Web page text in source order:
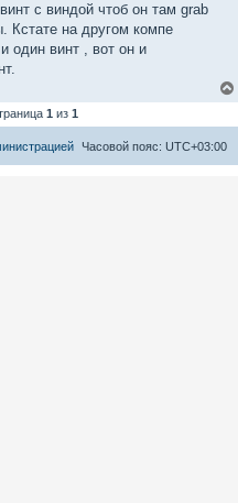
с виндой чтоб он там grab
Кстате на другом компе
один винт , вот он и
1из 1
Часовой пояс: UTC+03:00